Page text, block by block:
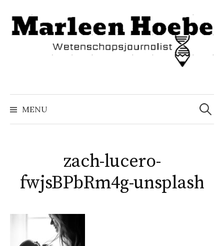
inhoud
springen
MENU
Zoeken
naar:
zach-lucero-
fwjsBPbRm4g-unsplash